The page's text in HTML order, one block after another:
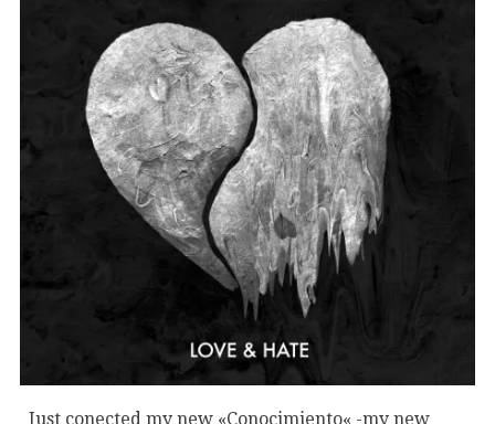
Just conected my new «Conocimiento« -my new